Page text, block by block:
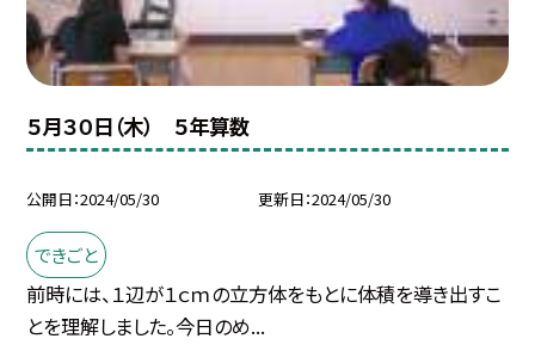
５月３０日（木） ５年算数
公開日 2024/05/30 更新日 2024/05/30
できごと
前時には、１辺が１ｃｍの立方体をもとに体積を導き出すこ
とを理解しました。今日のめ...